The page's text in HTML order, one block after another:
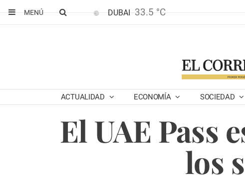
MENÚ
DUBAI 33.5 °C
ACTUALIDAD ECONOMÍA SOCIEDAD
El UAE Pass
los